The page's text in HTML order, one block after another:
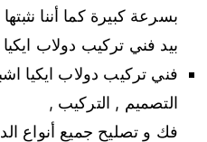
بسرعة كبيرة كما أننا
بيد فني تركيب دولاب ايكيا
فني تركيب دولاب ايكيا
التصميم , التركيب ,
فك و تصليح جميع أنواع